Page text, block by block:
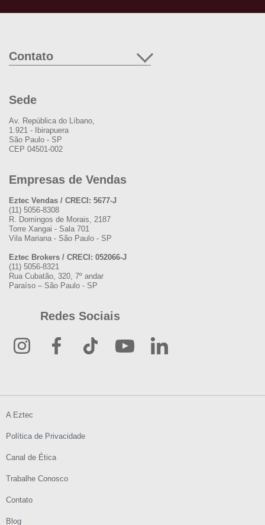
Contato
Sede
Av. República do Líbano,
1.921 - Ibirapuera
São Paulo - SP
CEP 04501-002
Empresas de Vendas
Eztec Vendas / CRECI: 5677-J
(11) 5056-8308
R. Domingos de Morais, 2187
Torre Xangai - Sala 701
Vila Mariana - São Paulo - SP
Eztec Brokers / CRECI: 052066-J
(11) 5056-8321
Rua Cubatão, 320, 7º andar
Paraíso – São Paulo - SP
Redes Sociais
A Eztec
Política de Privacidade
Canal de Ética
Trabalhe Conosco
Contato
Blog